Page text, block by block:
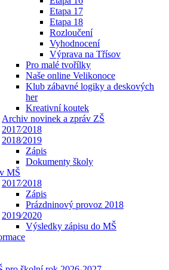
Etapa 17
Etapa 18
Rozloučení
Vyhodnocení
Výprava na Třísov
Pro malé tvořílky
Naše online Velikonoce
Klub zábavné logiky a deskových
her
Kreativní koutek
Archiv novinek a zpráv ZŠ
2017⁄2018
2018⁄2019
Zápis
Dokumenty školy
MŠ
2017⁄2018
Zápis
Prázdninový provoz 2018
2019⁄2020
Výsledky zápisu do MŠ